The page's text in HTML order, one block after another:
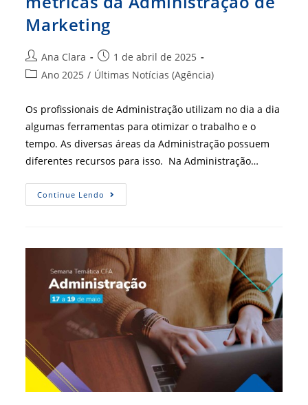
Marketing
Autor
do
Ana Clara
Post
publicado:
1 de abril de 2025
Categoria
Ano 2025 / Últimas Notícias (Agência)
Os profissionais de Administração utilizam no dia a dia
algumas ferramentas para otimizar o trabalho e o
tempo. As diversas áreas da Administração possuem
diferentes recursos para isso. Na Administração…
Continue Lendo Descomplica
ADM:
De
Marketing